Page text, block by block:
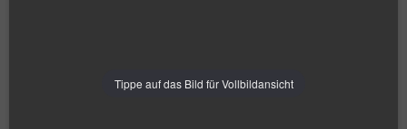
Tippe auf das Bild für Vollbildansicht